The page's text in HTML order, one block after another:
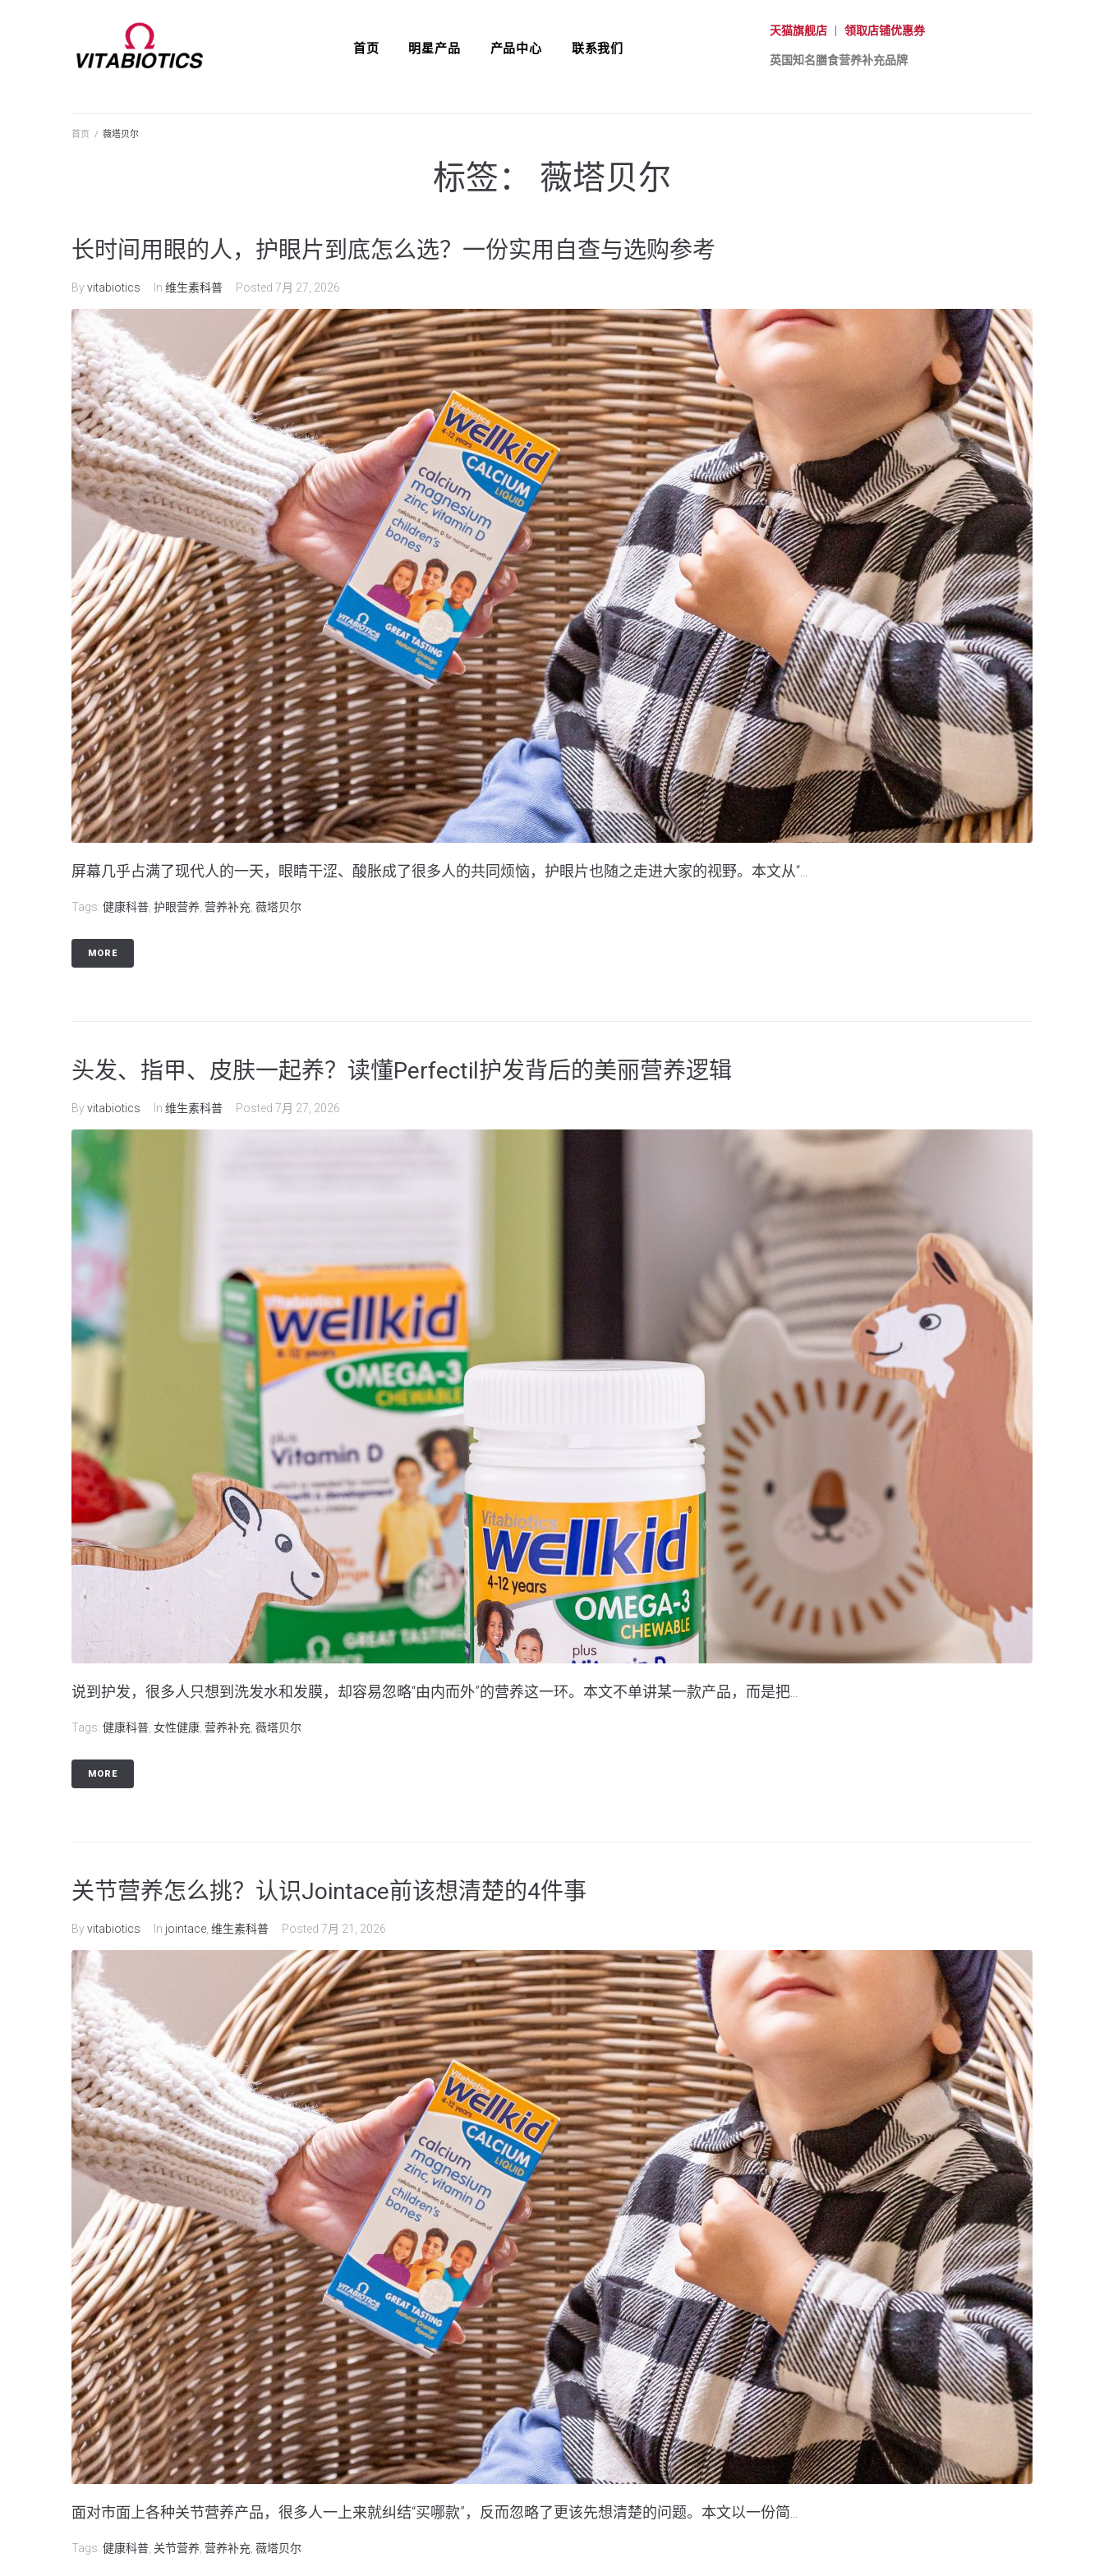
首页 明星产品 产品中心 联系我们
天猫旗舰店| 领取店铺优惠券
英国知名膳食营养补充品牌
首页 / 薇塔贝尔
标签： 薇塔贝尔
长时间用眼的人，护眼片到底怎么选？一份实用自查与选购参考
Byvitabiotics In 维生素科普 Posted 7月 27, 2026
屏幕几乎占满了现代人的一天，眼睛干涩、酸胀成了很多人的共同烦恼，护眼片也随之走进大家的视野。本文从“...
Tags: 健康科普, 护眼营养, 营养补充, 薇塔贝尔
MORE
头发、指甲、皮肤一起养？读懂Perfectil护发背后的美丽营养逻辑
Byvitabiotics In 维生素科普 Posted 7月 27, 2026
说到护发，很多人只想到洗发水和发膜，却容易忽略“由内而外”的营养这一环。本文不单讲某一款产品，而是把...
Tags: 健康科普, 女性健康, 营养补充, 薇塔贝尔
MORE
关节营养怎么挑？认识Jointace前该想清楚的4件事
Byvitabiotics In jointace, 维生素科普 Posted 7月 21, 2026
面对市面上各种关节营养产品，很多人一上来就纠结“买哪款”，反而忽略了更该先想清楚的问题。本文以一份简...
Tags: 健康科普, 关节营养, 营养补充, 薇塔贝尔